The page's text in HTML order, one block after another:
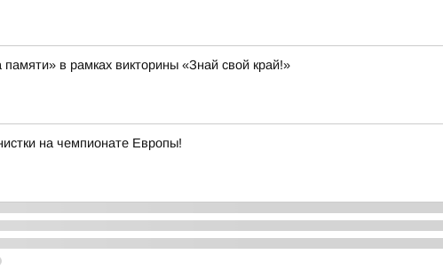
в рамках викторины «Знай свой край!»
на чемпионате Европы!